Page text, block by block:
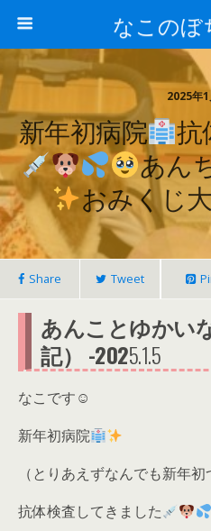
なこのぼ
2025年
新年初病院
抗
あん
おみくじ
Share Tweet
あんことゆかい
記） -2025.1.5
なこです☺
新年初病院
（とりあえずなんでも新年初
抗体検査してきました